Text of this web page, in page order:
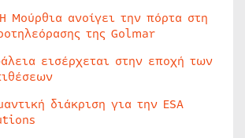
Μούρθια ανοίγει την πόρτα στη
της Golmar
εισέρχεται στην εποχή των
διάκριση για την ESA